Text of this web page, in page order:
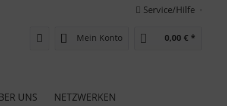
Service/Hilfe
Mein Konto 0,00 € *
UNS NETZWERKEN